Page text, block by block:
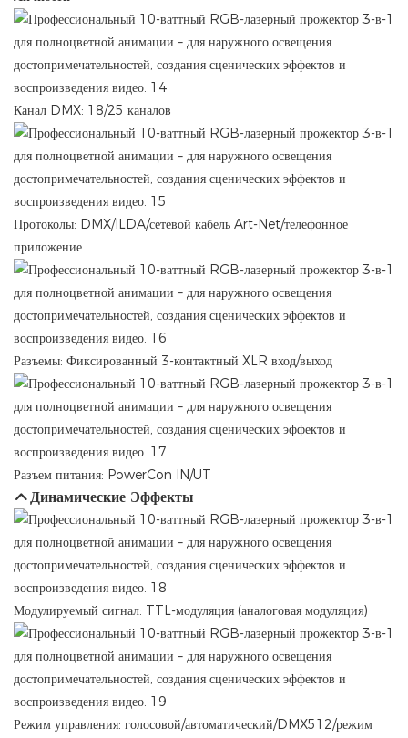
Канал DMX: 18/25 каналов
Протоколы: DMX/ILDA/сетевой кабель Art-Net/телефонное
приложение
Разъемы: Фиксированный 3-контактный XLR вход/выход
Разъем питания: PowerCon IN/UT
Динамические Эффекты
Модулируемый сигнал: TTL-модуляция (аналоговая модуляция)
Режим управления: голосовой/автоматический/DMX512/режим